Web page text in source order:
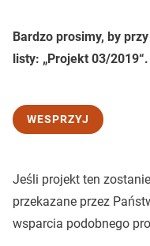
Bardzo prosimy, by
listy: „Projekt 03/2019“.
WESPRZYJ
Jeśli projekt ten
przekazane przez
wsparcia podobnego